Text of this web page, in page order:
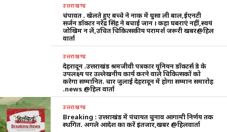
उत्तराखण्ड
चंपावत . खेलते हुए बच्चे ने नाक में घुसा ली बाल,ईएनटी
सर्जन डॉक्टर नरेंद्र सिंह ने बचाई जान । कहा घबराएं नहीं,स्वयं
जोखिम न लें,उचित चिकित्सकीय परामर्श जरूरी खबर@हिल
वार्ता
उत्तराखण्ड
देहरादून .उत्तराखंड श्रमजीवी पत्रकार यूनियन डॉक्टर्स डे के
उपलक्ष्य पर उल्लेखनीय कार्य करने वाले चिकित्सकों को
करेगा सम्मानित. चार जुलाई देहरादून में होगा सम्मान समारोह
.news @हिल वार्ता
उत्तराखण्ड
Breaking : उत्तराखंड में पंचायत चुनाव आगामी निर्णय तक
स्थगित. अगले आदेश का करें इंतजार,खबर @हिलवार्ता